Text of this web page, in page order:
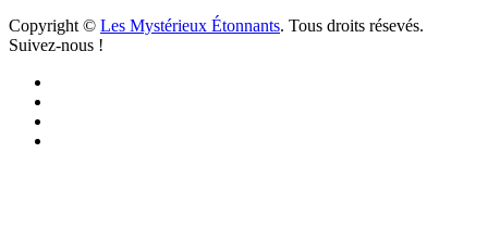
Copyright © Les Mystérieux Étonnants. Tous droits résevés.
Suivez-nous !